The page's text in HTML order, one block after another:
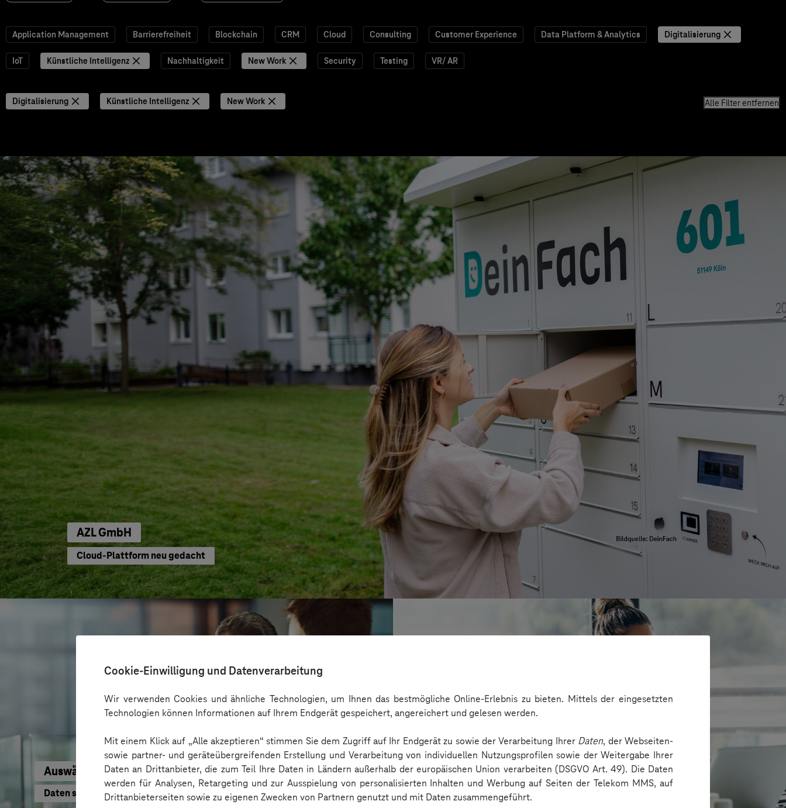
Cookie-Einwilligung und Datenverarbeitung
Wir verwenden Cookies und ähnliche Technologien, um Ihnen das bestmögliche Online-Erlebnis zu bieten. Mittels der eingesetzten
Technologien können Informationen auf Ihrem Endgerät gespeichert, angereichert und gelesen werden.
Mit einem Klick auf „Alle akzeptieren“ stimmen Sie dem Zugriff auf Ihr Endgerät zu sowie der Verarbeitung Ihrer Daten, der Webseiten-
sowie partner- und geräteübergreifenden Erstellung und Verarbeitung von individuellen Nutzungsprofilen sowie der Weitergabe Ihrer
Daten an Drittanbieter, die zum Teil Ihre Daten in Ländern außerhalb der europäischen Union verarbeiten (DSGVO Art. 49). Die Daten
werden für Analysen, Retargeting und zur Ausspielung von personalisierten Inhalten und Werbung auf Seiten der Telekom MMS, auf
Drittanbieterseiten sowie zu eigenen Zwecken von Partnern genutzt und mit Daten zusammengeführt.
Application Management Barrierefreiheit Blockchain CRM Cloud Consulting Customer Experience Data Platform & Analytics Digitalisierung
IoT Künstliche Intelligenz Nachhaltigkeit New Work Security Testing VR/ AR
Digitalisierung Künstliche Intelligenz New Work Alle Filter entfernen
AZL GmbH
Cloud-Plattform neu gedacht
Auswärtiges Amt
Daten schneller nutzen
BARMER
Sichere Kommunikation über Messenger